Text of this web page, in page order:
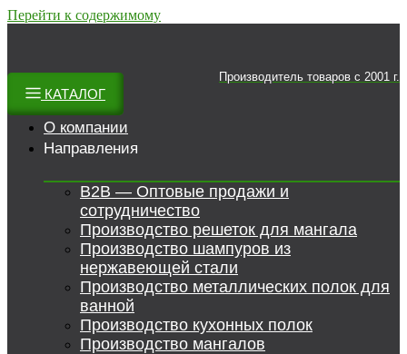
Перейти к содержимому
Производитель товаров c 2001 г.
КАТАЛОГ
О компании
Направления
B2B — Оптовые продажи и
сотрудничество
Производство решеток для мангала
Производство шампуров из
нержавеющей стали
Производство металлических полок для
ванной
Производство кухонных полок
Производство мангалов